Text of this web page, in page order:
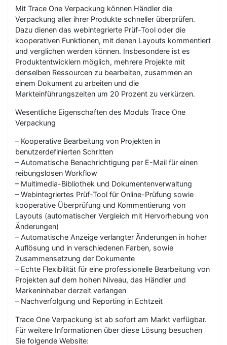
Mit Trace One Verpackung können Händler die
Verpackung aller ihrer Produkte schneller überprüfen.
Dazu dienen das webintegrierte Prüf-Tool oder die
kooperativen Funktionen, mit denen Layouts kommentiert
und verglichen werden können. Insbesondere ist es
Produktentwicklern möglich, mehrere Projekte mit
denselben Ressourcen zu bearbeiten, zusammen an
einem Dokument zu arbeiten und die
Markteinführungszeiten um 20 Prozent zu verkürzen.
Wesentliche Eigenschaften des Moduls Trace One
Verpackung
– Kooperative Bearbeitung von Projekten in
benutzerdefinierten Schritten
– Automatische Benachrichtigung per E-Mail für einen
reibungslosen Workflow
– Multimedia-Bibliothek und Dokumentenverwaltung
– Webintegriertes Prüf-Tool für Online-Prüfung sowie
kooperative Überprüfung und Kommentierung von
Layouts (automatischer Vergleich mit Hervorhebung von
Änderungen)
– Automatische Anzeige verlangter Änderungen in hoher
Auflösung und in verschiedenen Farben, sowie
Zusammensetzung der Dokumente
– Echte Flexibilität für eine professionelle Bearbeitung von
Projekten auf dem hohen Niveau, das Händler und
Markeninhaber derzeit verlangen
– Nachverfolgung und Reporting in Echtzeit
Trace One Verpackung ist ab sofort am Markt verfügbar.
Für weitere Informationen über diese Lösung besuchen
Sie folgende Website: